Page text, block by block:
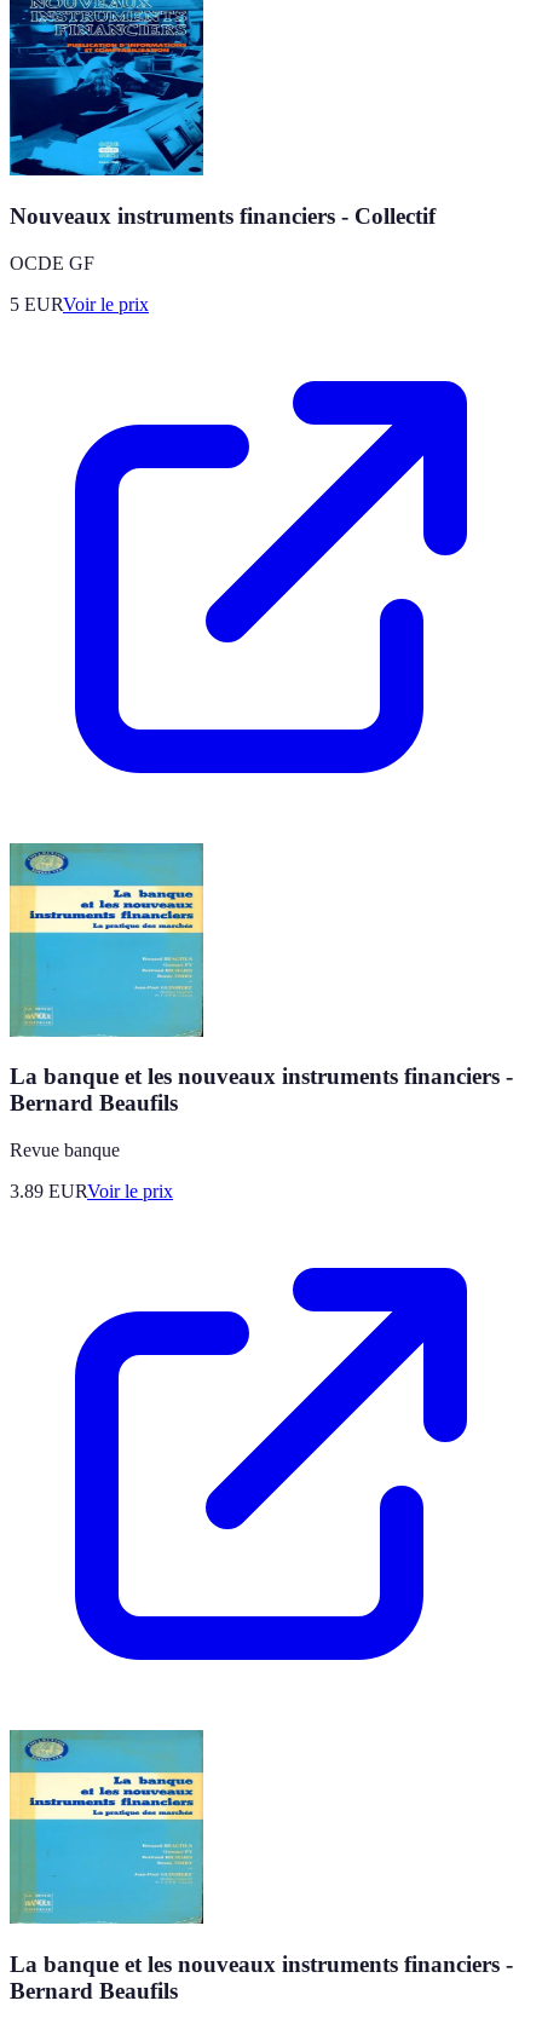
Nouveaux instruments financiers - Collectif
OCDE GF
5 EURVoir le prix
La banque et les nouveaux instruments financiers -
Bernard Beaufils
Revue banque
3.89 EURVoir le prix
La banque et les nouveaux instruments financiers -
Bernard Beaufils